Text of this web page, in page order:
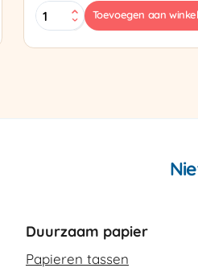
Zapak
ZP97
Toevoegen aan
Duurzaam papier
Papieren tassen